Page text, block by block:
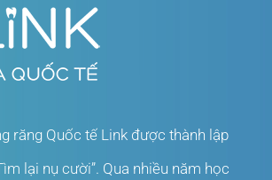
răng Quốc tế Link được thành lập
lại nụ cười”. Qua nhiều năm học